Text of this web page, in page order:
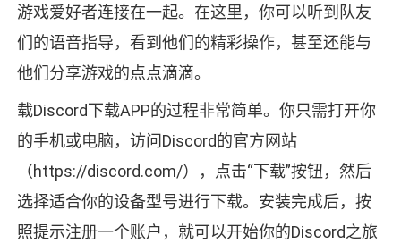
游戏爱好者连接在一起。在这里，你可以听到队友
们的语音指导，看到他们的精彩操作，甚至还能与
他们分享游戏的点点滴滴。
载Discord下载APP的过程非常简单。你只需打开你
的手机或电脑，访问Discord的官方网站
（https://discord.com/），点击“下载”按钮，然后
选择适合你的设备型号进行下载。安装完成后，按
照提示注册一个账户，就可以开始你的Discord之旅